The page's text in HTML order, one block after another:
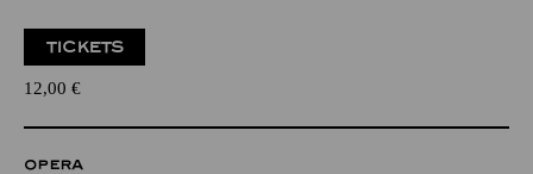
TICKETS
12,00 €
OPERA